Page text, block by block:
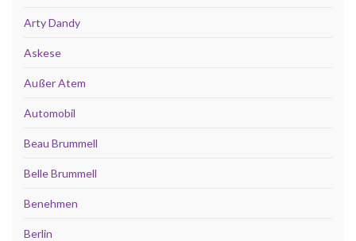
Arty Dandy
Askese
Außer Atem
Automobil
Beau Brummell
Belle Brummell
Benehmen
Berlin